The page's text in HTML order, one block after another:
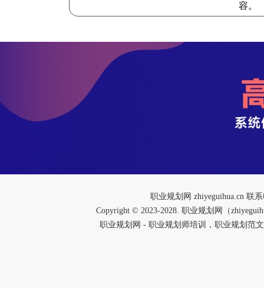
容。
广
职业规划网 zhiyeguihua.cn 联
Copyright © 2023-2028. 职业规划网（
职业规划网 - 职业规划师培训，职业规划范